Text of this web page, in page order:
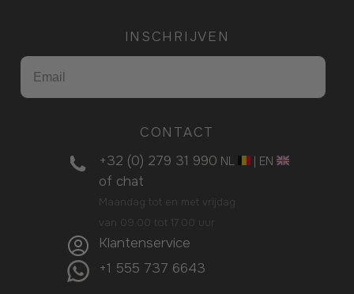
INSCHRIJVEN
CONTACT
+32 (0) 279 31 990 NL | EN
of chat
Maandag tot en met vrijdag
van 09.00 tot 17.00 uur
Klantenservice
+1 555 737 6643